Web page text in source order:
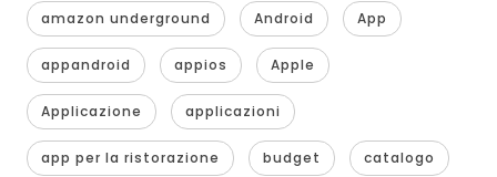
amazon underground Android App
appandroid appios Apple
Applicazione applicazioni
app per la ristorazione budget catalogo